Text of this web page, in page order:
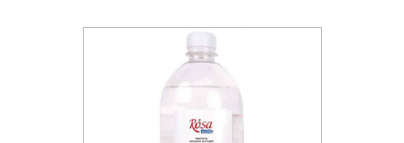
Suché pastely
Olejové pastely
Schmincke